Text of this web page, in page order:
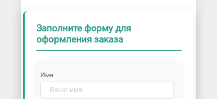
Заполните форму для
оформления заказа
Имя